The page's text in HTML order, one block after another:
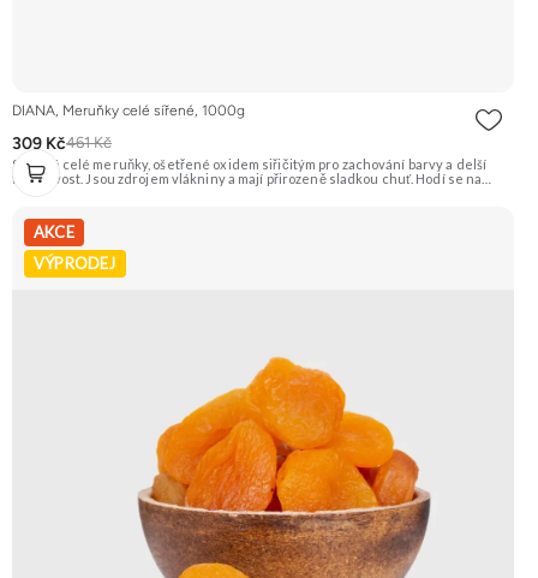
DIANA, Meruňky celé sířené, 1000g
309 Kč461 Kč
Sušené celé meruňky, ošetřené oxidem siřičitým pro zachování barvy a delší
trvanlivost. Jsou zdrojem vlákniny a mají přirozeně sladkou chuť. Hodí se na
AKCE
VÝPRODEJ